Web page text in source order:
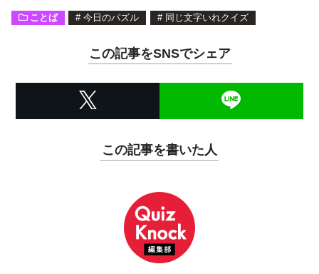
ことば # 今日のパズル # 同じ文字いれクイズ
この記事をSNSでシェア
この記事を書いた人